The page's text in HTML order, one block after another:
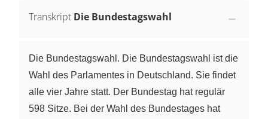
Transkript Die Bundestagswahl
Die Bundestagswahl. Die Bundestagswahl ist die
Wahl des Parlamentes in Deutschland. Sie findet
alle vier Jahre statt. Der Bundestag hat regulär
598 Sitze. Bei der Wahl des Bundestages hat